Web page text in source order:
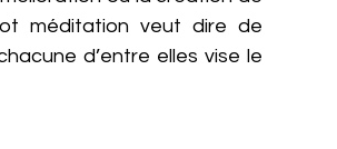
méditation veut dire de
d’entre elles vise le